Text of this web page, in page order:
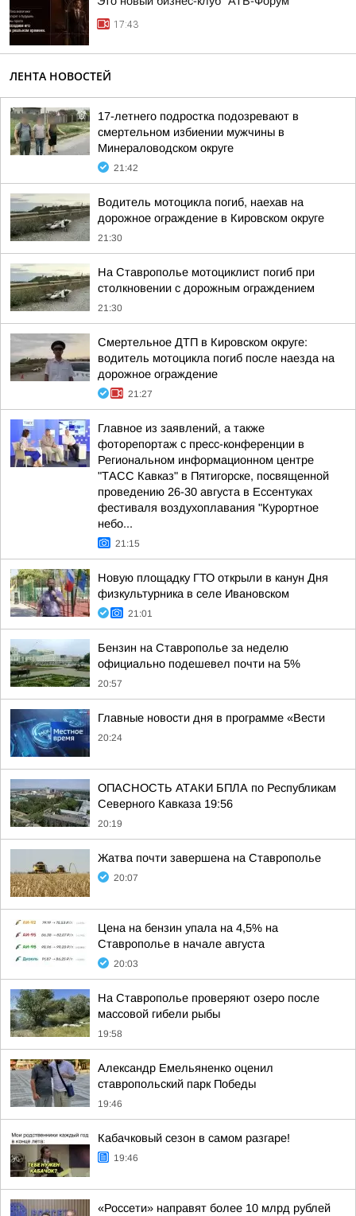
17:43
ЛЕНТА НОВОСТЕЙ
17-летнего подростка подозревают в
смертельном избиении мужчины в
Минераловодском округе
21:42
Водитель мотоцикла погиб, наехав на
дорожное ограждение в Кировском округе
21:30
На Ставрополье мотоциклист погиб при
столкновении с дорожным ограждением
21:30
Смертельное ДТП в Кировском округе:
водитель мотоцикла погиб после наезда на
дорожное ограждение
21:27
Главное из заявлений, а также
фоторепортаж с пресс-конференции в
Региональном информационном центре
"ТАСС Кавказ" в Пятигорске, посвященной
проведению 26-30 августа в Ессентуках
фестиваля воздухоплавания "Курортное
небо...
21:15
Новую площадку ГТО открыли в канун Дня
физкультурника в селе Ивановском
21:01
Бензин на Ставрополье за неделю
официально подешевел почти на 5%
20:57
Главные новости дня в программе «Вести
20:24
ОПАСНОСТЬ АТАКИ БПЛА по Республикам
Северного Кавказа 19:56
20:19
Жатва почти завершена на Ставрополье
20:07
Цена на бензин упала на 4,5% на
Ставрополье в начале августа
20:03
На Ставрополье проверяют озеро после
массовой гибели рыбы
19:58
Александр Емельяненко оценил
ставропольский парк Победы
19:46
Кабачковый сезон в самом разгаре!
19:46
«Россети» направят более 10 млрд рублей